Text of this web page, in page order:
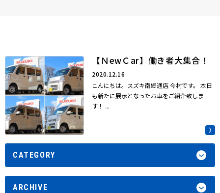
【ＮewＣar】働き者大集合！
2020.12.16
こんにちは。スズキ南郷通店 今村です。 本日
も新たに展示となったお車をご紹介致しま
す！ ...
CATEGORY
ARCHIVE